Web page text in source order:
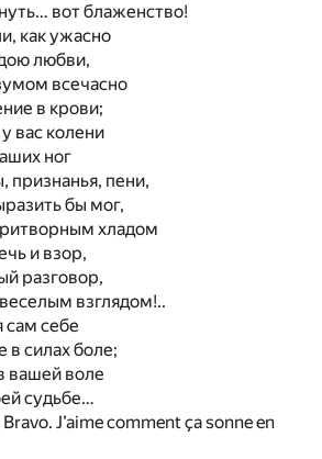
вот блаженство!
как ужасно
любви,
всечасно
в крови;
вас колени
ног
признанья, пени,
бы мог,
хладом
и взор,
разговор,
взглядом!..
сам себе
в силах боле;
вашей воле
судьбе…
J’aime comment ça sonne en